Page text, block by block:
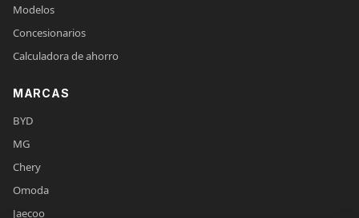
Modelos
Concesionarios
Calculadora de ahorro
MARCAS
BYD
MG
Chery
Omoda
Jaecoo